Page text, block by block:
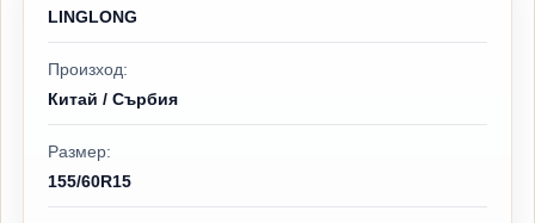
LINGLONG
Произход:
Китай / Сърбия
Размер:
155/60R15